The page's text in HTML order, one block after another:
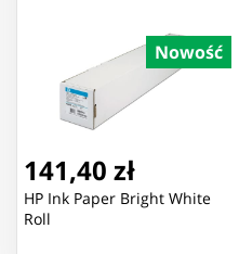
Nowość
141,40 zł
HP Ink Paper Bright White
Roll